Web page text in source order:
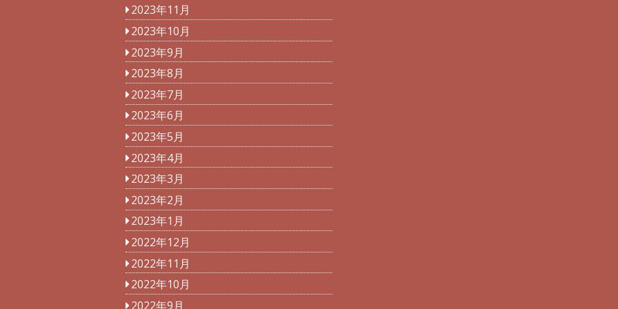
2023年11月
2023年10月
2023年9月
2023年8月
2023年7月
2023年6月
2023年5月
2023年4月
2023年3月
2023年2月
2023年1月
2022年12月
2022年11月
2022年10月
2022年9月